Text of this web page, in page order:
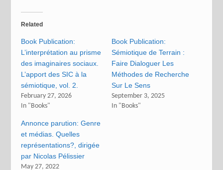
Related
Book Publication:
L’interprétation au prisme
des imaginaires sociaux.
L’apport des SIC à la
sémiotique, vol. 2.
February 27, 2026
In "Books"
Book Publication:
Sémiotique de Terrain :
Faire Dialoguer Les
Méthodes de Recherche
Sur Le Sens
September 3, 2025
In "Books"
Annonce parution: Genre
et médias. Quelles
représentations?, dirigée
par Nicolas Pélissier
May 27, 2022